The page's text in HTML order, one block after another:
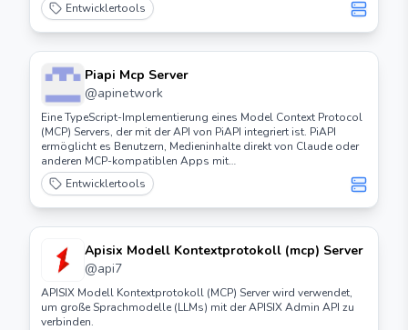
Entwicklertools
Piapi Mcp Server
@apinetwork
Eine TypeScript-Implementierung eines Model Context Protocol
(MCP) Servers, der mit der API von PiAPI integriert ist. PiAPI
ermöglicht es Benutzern, Medieninhalte direkt von Claude oder
anderen MCP-kompatiblen Apps mit
Midjourney/Flux/Kling/LumaLabs/Udio/Chrip/Trellis zu
generieren.Entwicklertools
Apisix Modell Kontextprotokoll (mcp) Server
@api7
APISIX Modell Kontextprotokoll (MCP) Server wird verwendet,
um große Sprachmodelle (LLMs) mit der APISIX Admin API zu
verbinden.